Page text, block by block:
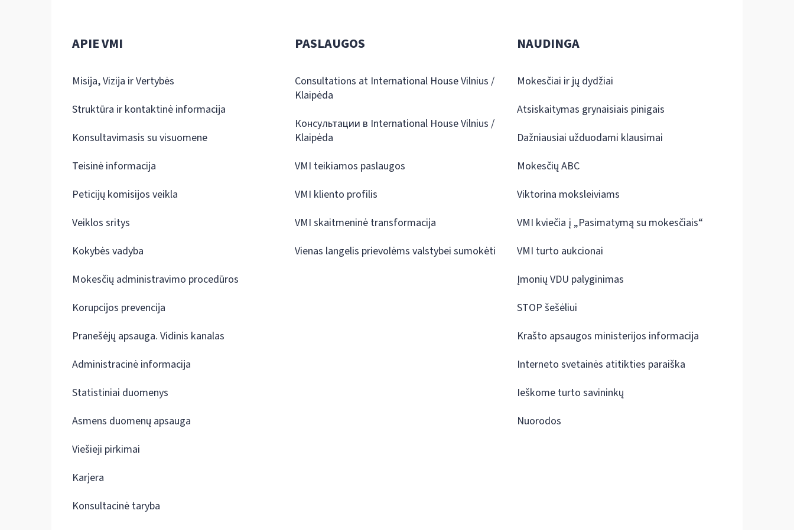
APIE VMI
Misija, Vizija ir Vertybės
Struktūra ir kontaktinė informacija
Konsultavimasis su visuomene
Teisinė informacija
Peticijų komisijos veikla
Veiklos sritys
Kokybės vadyba
Mokesčių administravimo procedūros
Korupcijos prevencija
Pranešėjų apsauga. Vidinis kanalas
Administracinė informacija
Statistiniai duomenys
Asmens duomenų apsauga
Viešieji pirkimai
Karjera
Konsultacinė taryba
PASLAUGOS
Consultations at International House Vilnius /
Klaipėda
Консультации в International House Vilnius /
Klaipėda
VMI teikiamos paslaugos
VMI kliento profilis
VMI skaitmeninė transformacija
Vienas langelis prievolėms valstybei sumokėti
NAUDINGA
Mokesčiai ir jų dydžiai
Atsiskaitymas grynaisiais pinigais
Dažniausiai užduodami klausimai
Mokesčių ABC
Viktorina moksleiviams
VMI kviečia į „Pasimatymą su mokesčiais“
VMI turto aukcionai
Įmonių VDU palyginimas
STOP šešėliui
Krašto apsaugos ministerijos informacija
Interneto svetainės atitikties paraiška
Ieškome turto savininkų
Nuorodos